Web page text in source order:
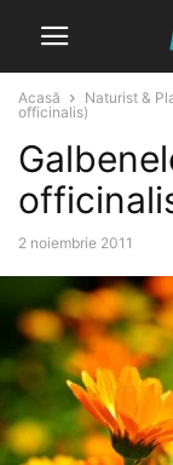
Acasă Naturist &
officinalis)
2 noiembrie 2011